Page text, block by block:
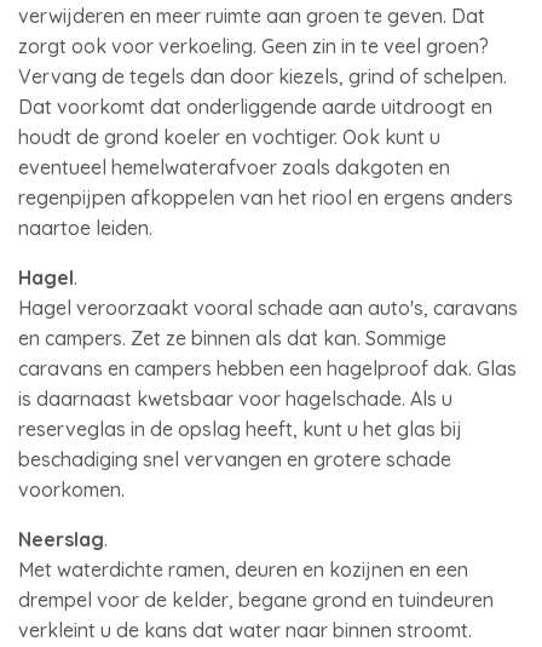
verwijderen en meer ruimte aan groen te geven. Dat
zorgt ook voor verkoeling. Geen zin in te veel groen?
Vervang de tegels dan door kiezels, grind of schelpen.
Dat voorkomt dat onderliggende aarde uitdroogt en
houdt de grond koeler en vochtiger. Ook kunt u
eventueel hemelwaterafvoer zoals dakgoten en
regenpijpen afkoppelen van het riool en ergens anders
naartoe leiden.
Hagel.
Hagel veroorzaakt vooral schade aan auto's, caravans
en campers. Zet ze binnen als dat kan. Sommige
caravans en campers hebben een hagelproof dak. Glas
is daarnaast kwetsbaar voor hagelschade. Als u
reserveglas in de opslag heeft, kunt u het glas bij
beschadiging snel vervangen en grotere schade
voorkomen.
Neerslag.
Met waterdichte ramen, deuren en kozijnen en een
drempel voor de kelder, begane grond en tuindeuren
verkleint u de kans dat water naar binnen stroomt.